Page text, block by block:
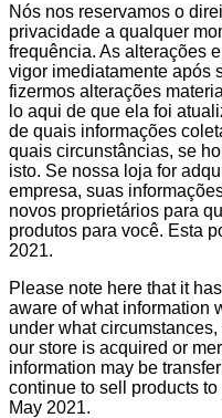
Nós nos reservamos o
privacidade a qualquer
frequência. As alterações
vigor imediatamente após
fizermos alterações
lo aqui de que ela foi
de quais informações
quais circunstâncias, se
isto. Se nossa loja for
empresa, suas
novos proprietários para
produtos para você. Esta
2021.
Please note here that it
aware of what information
under what
our store is acquired or
information may be
continue to sell products
May 2021.